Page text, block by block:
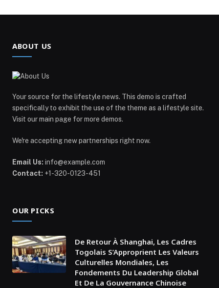
ABOUT US
Your source for the lifestyle news. This demo is crafted
specifically to exhibit the use of the theme as a lifestyle site.
Visit our main page for more demos.
We're accepting new partnerships right now.
Email Us: info@example.com
Contact: +1-320-0123-451
OUR PICKS
De Retour À Shanghai, Les Cadres
Togolais S’Approprient Les Valeurs
Culturelles Mondiales, Les
Fondements Du Leadership Global
Et De La Gouvernance Chinoise